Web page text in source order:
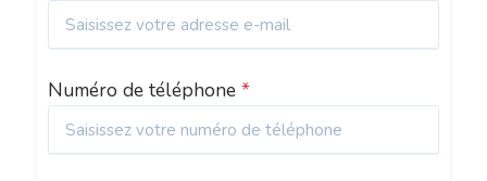
Numéro de téléphone *